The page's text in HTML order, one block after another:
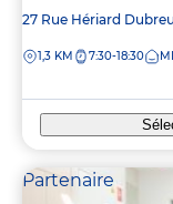
Adresse
la
27 Rue Hériard
DISTANCE
1,3 KM 7:30-18:30
Partenaire